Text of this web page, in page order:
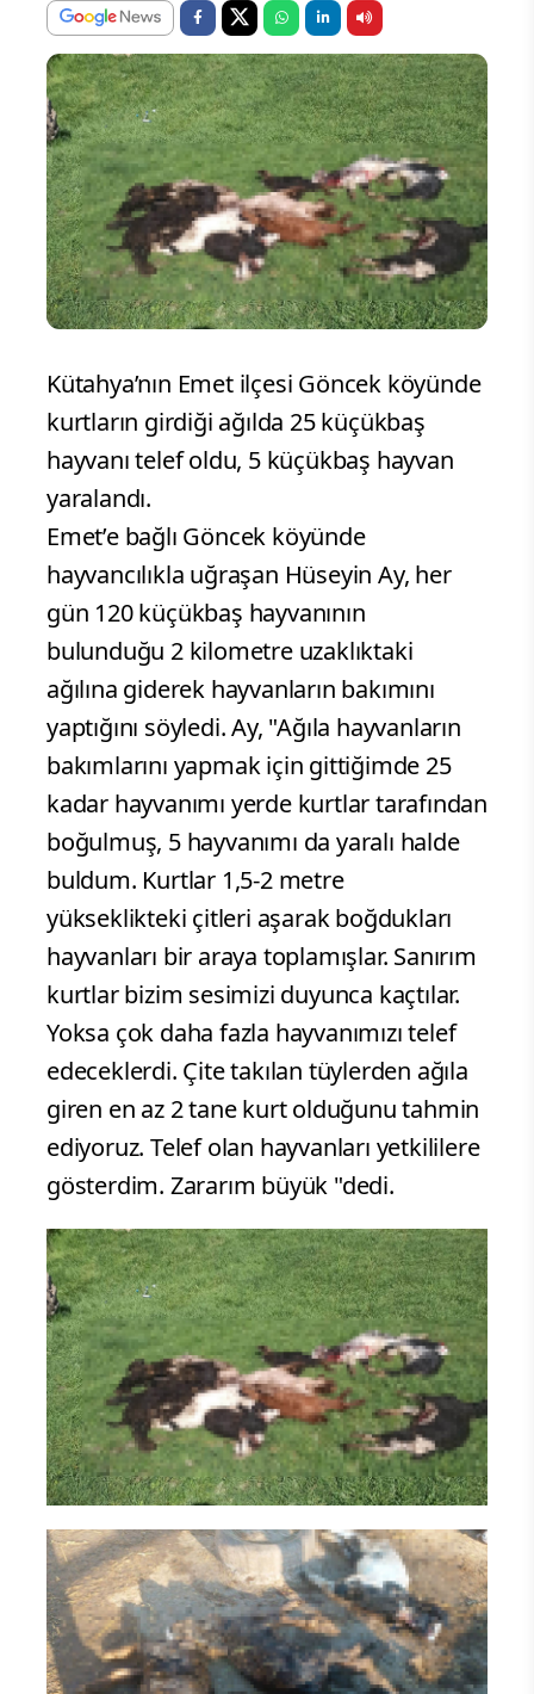
Kütahya’nın Emet ilçesi Göncek köyünde
kurtların girdiği ağılda 25 küçükbaş
hayvanı telef oldu, 5 küçükbaş hayvan
yaralandı.
Emet’e bağlı Göncek köyünde
hayvancılıkla uğraşan Hüseyin Ay, her
gün 120 küçükbaş hayvanının
bulunduğu 2 kilometre uzaklıktaki
ağılına giderek hayvanların bakımını
yaptığını söyledi. Ay, "Ağıla hayvanların
bakımlarını yapmak için gittiğimde 25
kadar hayvanımı yerde kurtlar tarafından
boğulmuş, 5 hayvanımı da yaralı halde
buldum. Kurtlar 1,5-2 metre
yükseklikteki çitleri aşarak boğdukları
hayvanları bir araya toplamışlar. Sanırım
kurtlar bizim sesimizi duyunca kaçtılar.
Yoksa çok daha fazla hayvanımızı telef
edeceklerdi. Çite takılan tüylerden ağıla
giren en az 2 tane kurt olduğunu tahmin
ediyoruz. Telef olan hayvanları yetkililere
gösterdim. Zararım büyük "dedi.